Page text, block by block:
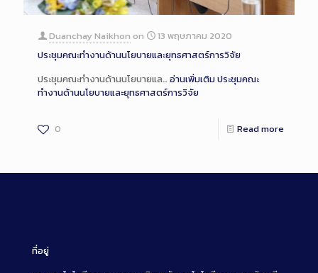
Duanchay Naikhon on
13 พฤษภาคม 2020
ประชุมคณะทำงานด้านนโยบายและยุทธศาสตร์การวิจัย
ประชุมคณะทำงานด้านนโยบายแล… อ่านเพิ่มเติมประชุมคณะ
ทำงานด้านนโยบายและยุทธศาสตร์การวิจัย
0 Read more
ที่อยู่